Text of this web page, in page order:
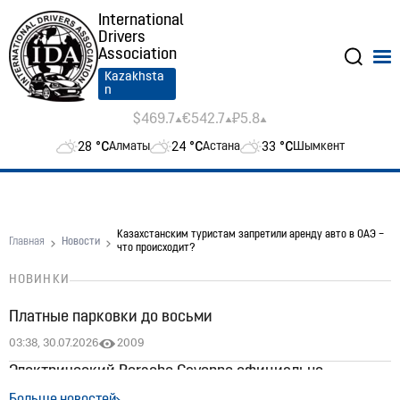
International
Drivers
Association
Kazakhsta
n
$469.7 €542.7 ₽5.8
28 °CАлматы 24 °CАстана 33 °CШымкент
Главная Новости
Казахстанским туристам запретили аренду авто в ОАЭ –
что происходит?
НОВИНКИ
Платные парковки до восьми
03:38, 30.07.2026 2009
Электрический Porsche Cayenne официально
появился в Казахстане: цены стартуют от 60 млн